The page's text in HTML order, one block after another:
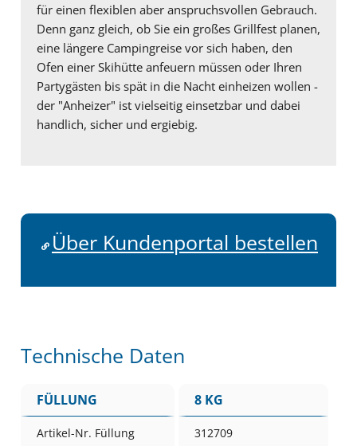
für einen flexiblen aber anspruchsvollen Gebrauch.
Denn ganz gleich, ob Sie ein großes Grillfest planen,
eine längere Campingreise vor sich haben, den
Ofen einer Skihütte anfeuern müssen oder Ihren
Partygästen bis spät in die Nacht einheizen wollen -
der "Anheizer" ist vielseitig einsetzbar und dabei
handlich, sicher und ergiebig.
Über Kundenportal bestellen
Technische Daten
FÜLLUNG 8 KG
Artikel-Nr. Füllung 312709